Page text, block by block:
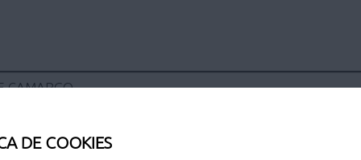
DE COOKIES
CAMARGO